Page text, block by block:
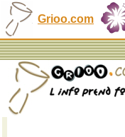
Grioo.com